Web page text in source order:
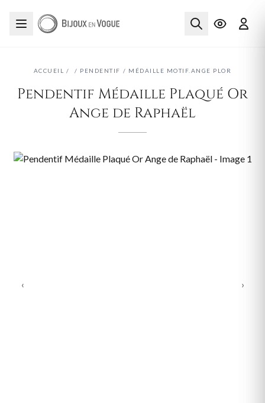
ACCUEIL / / PENDENTIF / MÉDAILLE MOTIF.ANGE PLOR
Pendentif Médaille Plaqué Or
Ange de Raphaël
‹ ›